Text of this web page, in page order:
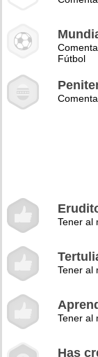
Fútbol
Tener al
Tener al
Tener al
Has